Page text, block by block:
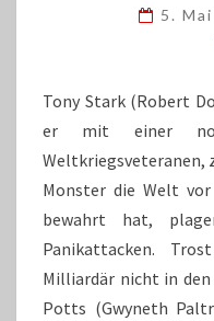
5.
Tony Stark (Robert
er mit einer
Weltkriegsveteranen,
Monster die Welt
bewahrt hat,
Panikattacken.
Milliardär nicht in den
Potts (Gwyneth